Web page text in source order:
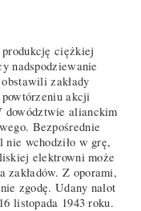
ciężkiej
nadspodziewanie
zakłady
akcji
dowództwie alianckim
Bezpośrednie
nie wchodziło w grę,
elektrowni może
zakładów. Z oporami,
zgodę. Udany nalot
listopada 1943 roku.